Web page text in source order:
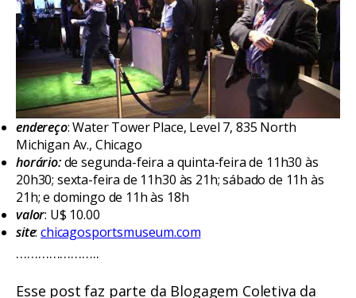
endereço: Water Tower Place, Level 7, 835 North
Michigan Av., Chicago
horário:de segunda-feira a quinta-feira de 11h30 às
20h30; sexta-feira de 11h30 às 21h; sábado de 11h às
21h; e domingo de 11h às 18h
valor: U$ 10.00
site:chicagosportsmuseum.com
…………………..
Esse post faz parte da Blogagem Coletiva da